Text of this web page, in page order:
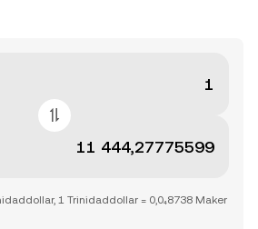
1 Trinidaddollar = 0,0₄8738 Maker